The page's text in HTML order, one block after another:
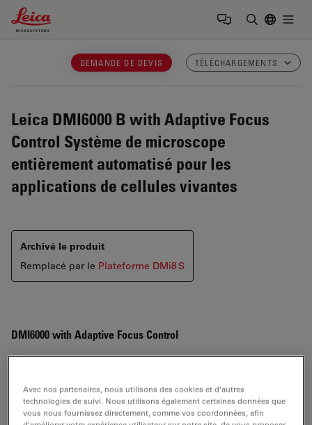
Leica Microsystems Logo
DEMANDE DE DEVIS TÉLÉCHARGEMENTS
Leica DMI6000 B with Adaptive Focus
Control Système de microscope
entièrement automatisé pour les
applications de cellules vivantes
Archivé le produit
Remplacé par le Plateforme DMi8 S
DMI6000 with Adaptive Focus Control
DMI6000 with Adaptive Focus Control
Avec nos partenaires, nous utilisons des cookies et d’autres
technologies de suivi. Nous utilisons également certaines données que
vous nous fournissez directement, comme vos coordonnées, afin